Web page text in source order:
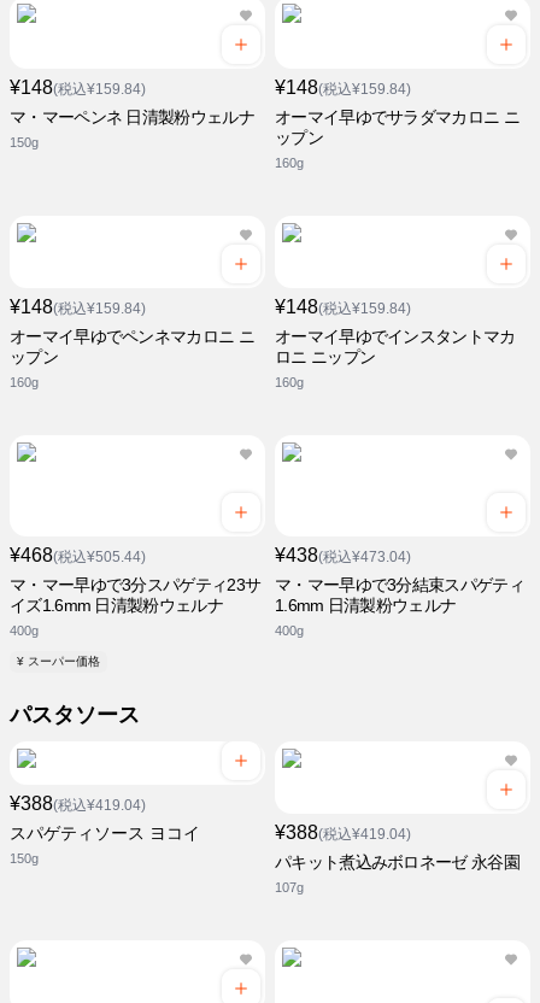
¥148(税込¥159.84)
マ・マーペンネ 日清製粉ウェルナ
150g
¥148(税込¥159.84)
オーマイ早ゆでサラダマカロニ ニ
ップン
160g
¥148(税込¥159.84)
オーマイ早ゆでペンネマカロニ ニ
ップン
160g
¥148(税込¥159.84)
オーマイ早ゆでインスタントマカ
ロニ ニップン
160g
¥468(税込¥505.44)
マ・マー早ゆで3分スパゲティ23サ
イズ1.6mm 日清製粉ウェルナ
400g
¥ スーパー価格
¥438(税込¥473.04)
マ・マー早ゆで3分結束スパゲティ
1.6mm 日清製粉ウェルナ
400g
パスタソース
¥388(税込¥419.04)
スパゲティソース ヨコイ
150g
¥388(税込¥419.04)
パキット煮込みボロネーゼ 永谷園
107g